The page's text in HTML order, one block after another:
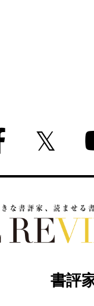
書評